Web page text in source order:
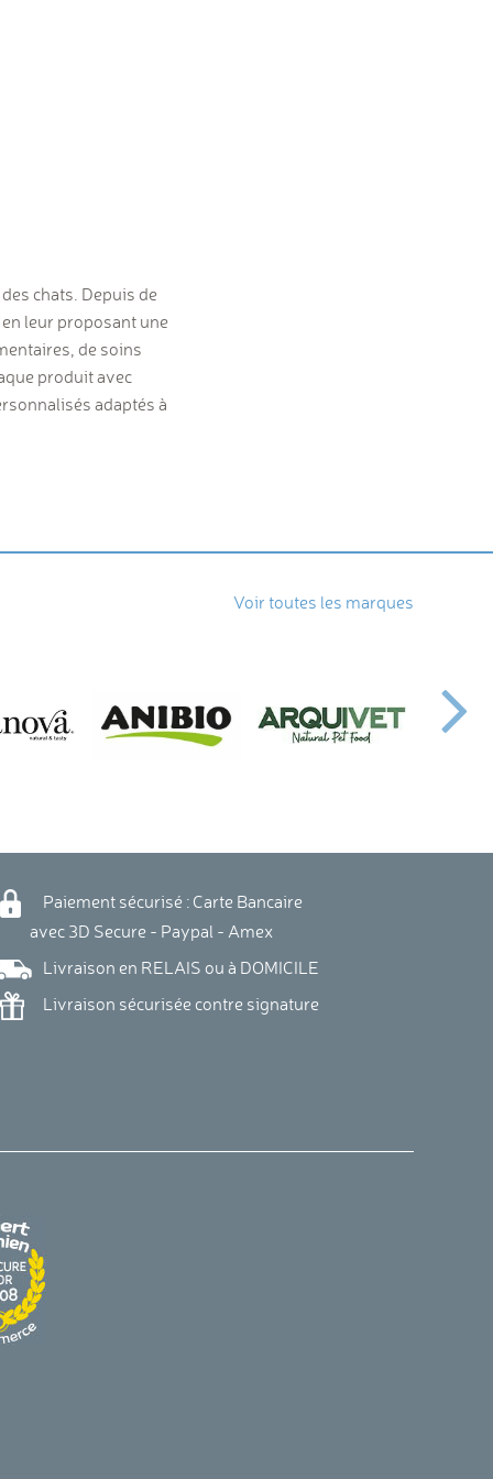
chats. Depuis de
leur proposant une
de soins
produit avec
adaptés à
Voir toutes les marques
Paiement sécurisé : Carte Bancaire
3D Secure - Paypal - Amex
Livraison en RELAIS ou à DOMICILE
Livraison sécurisée contre signature